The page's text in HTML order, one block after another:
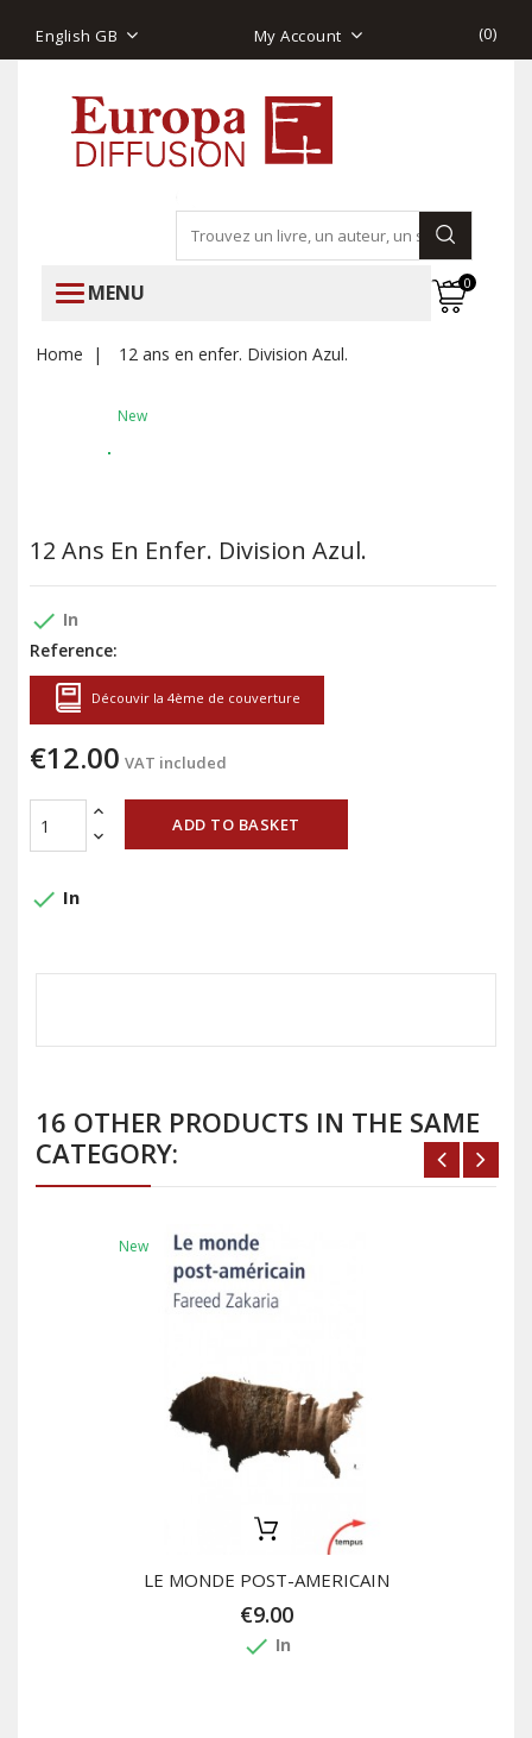
English GB My Account (0)
MENU 0
Home 12 ans en enfer. Division Azul.
New
12 Ans En Enfer. Division Azul.
done In
Reference:
Découvir la 4ème de couverture
€12.00 VAT included
ADD TO BASKET
done In
16 OTHER PRODUCTS IN THE SAME
CATEGORY:
New
LE MONDE POST-AMERICAIN
€9.00
done In